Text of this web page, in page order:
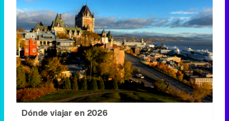
Dónde viajar en 2026